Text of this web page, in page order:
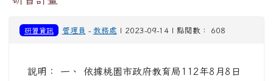
研習資訊 管理員 - 教務處 | 2023-09-14 | 點閱數： 608
說明： 一、 依據桃園市政府教育局112年8月8日